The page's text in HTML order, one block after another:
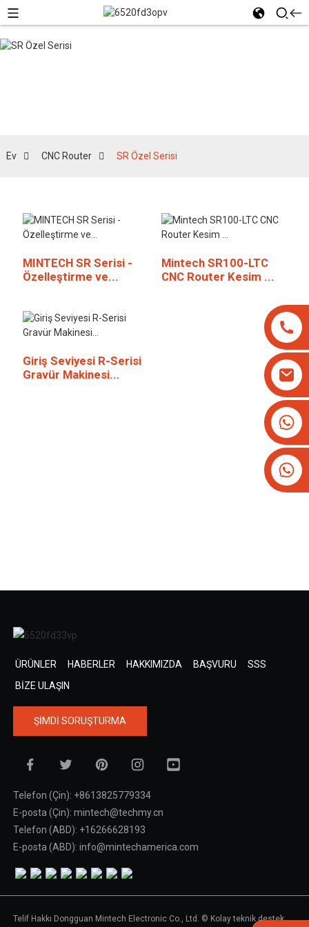
Ev CNC Router SR Özel Serisi
MINTECH SR Serisi -
Özelleştirme ve...
Mintech SR100-LTC
CNC Router Kesim ...
Giriş Seviyesi R-Serisi
Gravür Makinesi...
ÜRÜNLER HABERLER HAKKIMIZDA BAŞVURU
SSS
BIZE ULAŞIN
ŞIMDI SORUŞTURMA
Telefon (Çin): +8613825779334
E-posta (Çin): mintech@techmy.cn
Telefon (ABD): +16266628193
E-posta (ABD): info@mintechamerica.com
Telif Hakkı Dongguan Mintech Electronic Co., Ltd. © Kolay teknik destek